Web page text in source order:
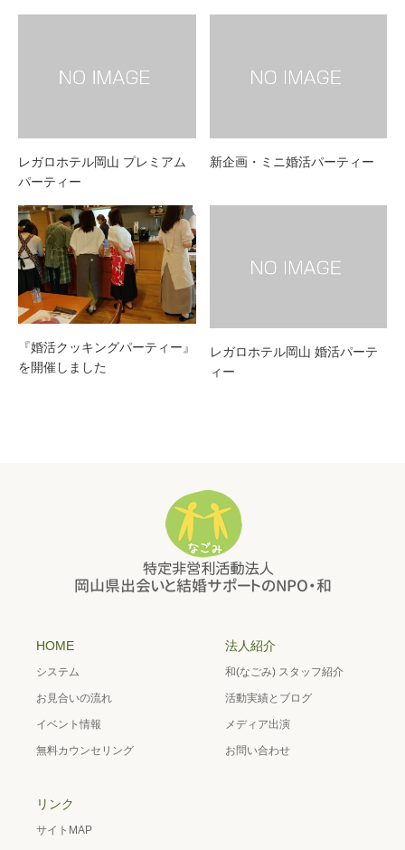
レガロホテル岡山 プレミアム
パーティー
新企画・ミニ婚活パーティー
『婚活クッキングパーティー』
を開催しました
レガロホテル岡山 婚活パーテ
ィー
HOME
システム
お見合いの流れ
イベント情報
無料カウンセリング
法人紹介
和(なごみ) スタッフ紹介
活動実績とブログ
メディア出演
お問い合わせ
リンク
サイトMAP